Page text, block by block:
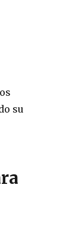
su